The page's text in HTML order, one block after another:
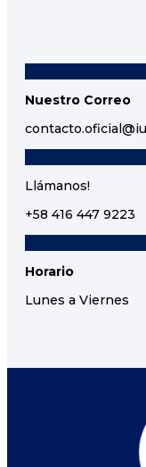
Nuestro Correo
Llámanos!
+58 416 447 9223
Horario
Lunes a Viernes